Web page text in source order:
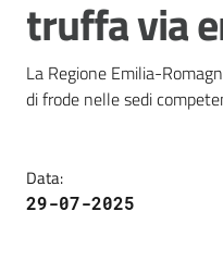
Prestazioni
e
percorsi
di
cura
Come
truffa via
La Regione Emilia-
di frode nelle sedi
Data:
29-07-2025